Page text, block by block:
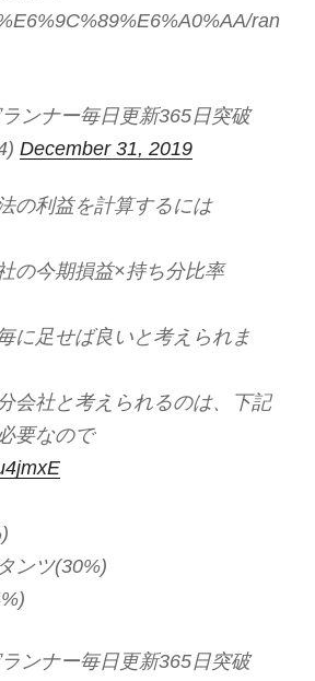
ran
ンナー毎日更新365日突破
December 31, 2019
の利益を計算するには
の今期損益×持ち分比率
に足せば良いと考えられま
会社と考えられるのは、下記
要なので
ンツ(30%)
ンナー毎日更新365日突破